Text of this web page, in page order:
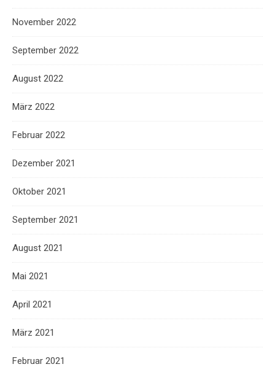
November 2022
September 2022
August 2022
März 2022
Februar 2022
Dezember 2021
Oktober 2021
September 2021
August 2021
Mai 2021
April 2021
März 2021
Februar 2021